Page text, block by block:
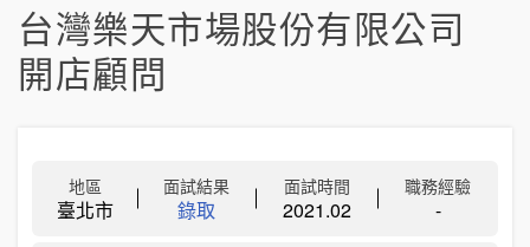
台灣樂天市場股份有限公司
開店顧問
地區
臺北市
面試結果
錄取
面試時間
2021.02
職務經驗
-